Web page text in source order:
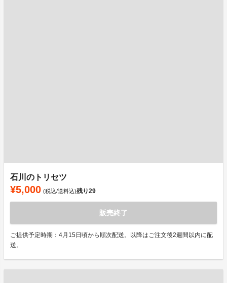
石川のトリセツ
¥5,000 (税込/送料込)残り29
販売終了
ご提供予定時期：4月15日頃から順次配送。以降はご注文後2週間以内に配
送。